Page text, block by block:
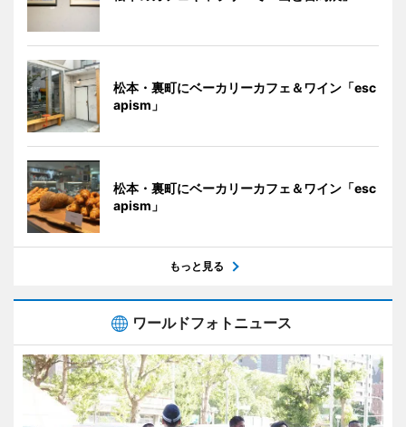
松本・裏町にベーカリーカフェ＆ワイン「esc
apism」
松本・裏町にベーカリーカフェ＆ワイン「esc
apism」
もっと見る
ワールドフォトニュース